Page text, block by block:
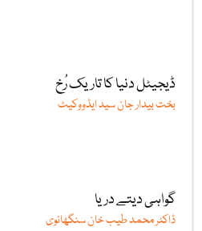
ڈیجیٹل دنیا کا تاریک رُخ
بخت بیدار جان سید ایڈووکیٹ
گواہی دیتے دریا
ڈاکٹر محمد طیب خان سنگھانوی